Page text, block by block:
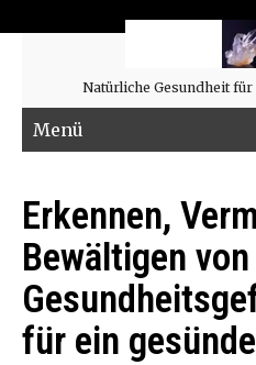
Natürliche Gesundheit
Menü
Erkennen,
Bewältigen von
für ein